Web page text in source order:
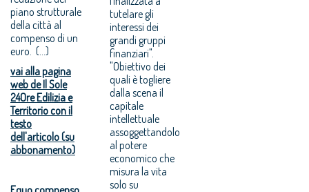
piano strutturale
della città al
compenso di un
euro. (...)
vai alla pagina
web de Il Sole
24Ore Edilizia e
Territorio con il
testo
dell'articolo (su
abbonamento)
tutelare gli
interessi dei
grandi gruppi
finanziari".
"Obiettivo dei
quali è togliere
dalla scena il
capitale
intellettuale
assoggettandolo
al potere
economico che
misura la vita
solo su